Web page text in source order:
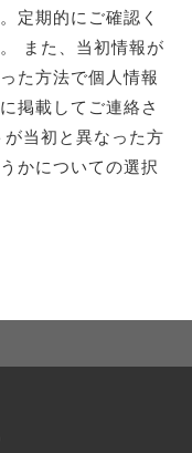
定期的にご確認く
また、当初情報が
た方法で個人情報
掲載してご連絡さ
当初と異なった方
かについての選択